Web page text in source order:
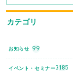
カテゴリ
お知らせ 99
イベント・セミナー3185